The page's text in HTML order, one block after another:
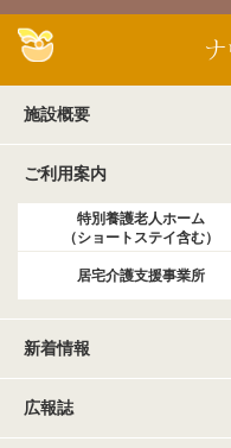
ナ
施設概要
ご利用案内
特別養護老人ホーム
（ショートステイ含む）
居宅介護支援事業所
新着情報
広報誌